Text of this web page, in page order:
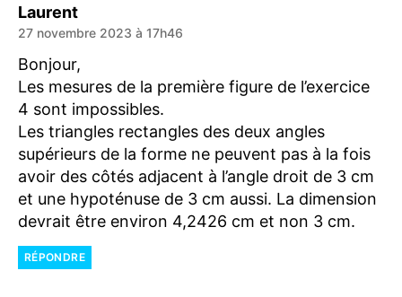
Laurentdit :
27 novembre 2023 à 17h46
Bonjour,
Les mesures de la première figure de l’exercice
4 sont impossibles.
Les triangles rectangles des deux angles
supérieurs de la forme ne peuvent pas à la fois
avoir des côtés adjacent à l’angle droit de 3 cm
et une hypoténuse de 3 cm aussi. La dimension
devrait être environ 4,2426 cm et non 3 cm.
RÉPONDRE